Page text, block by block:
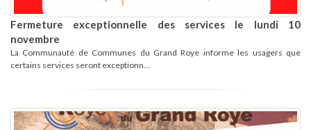
Fermeture exceptionnelle des services le lundi 10
novembre
La Communauté de Communes du Grand Roye informe les usagers que
certains services seront exceptionn...